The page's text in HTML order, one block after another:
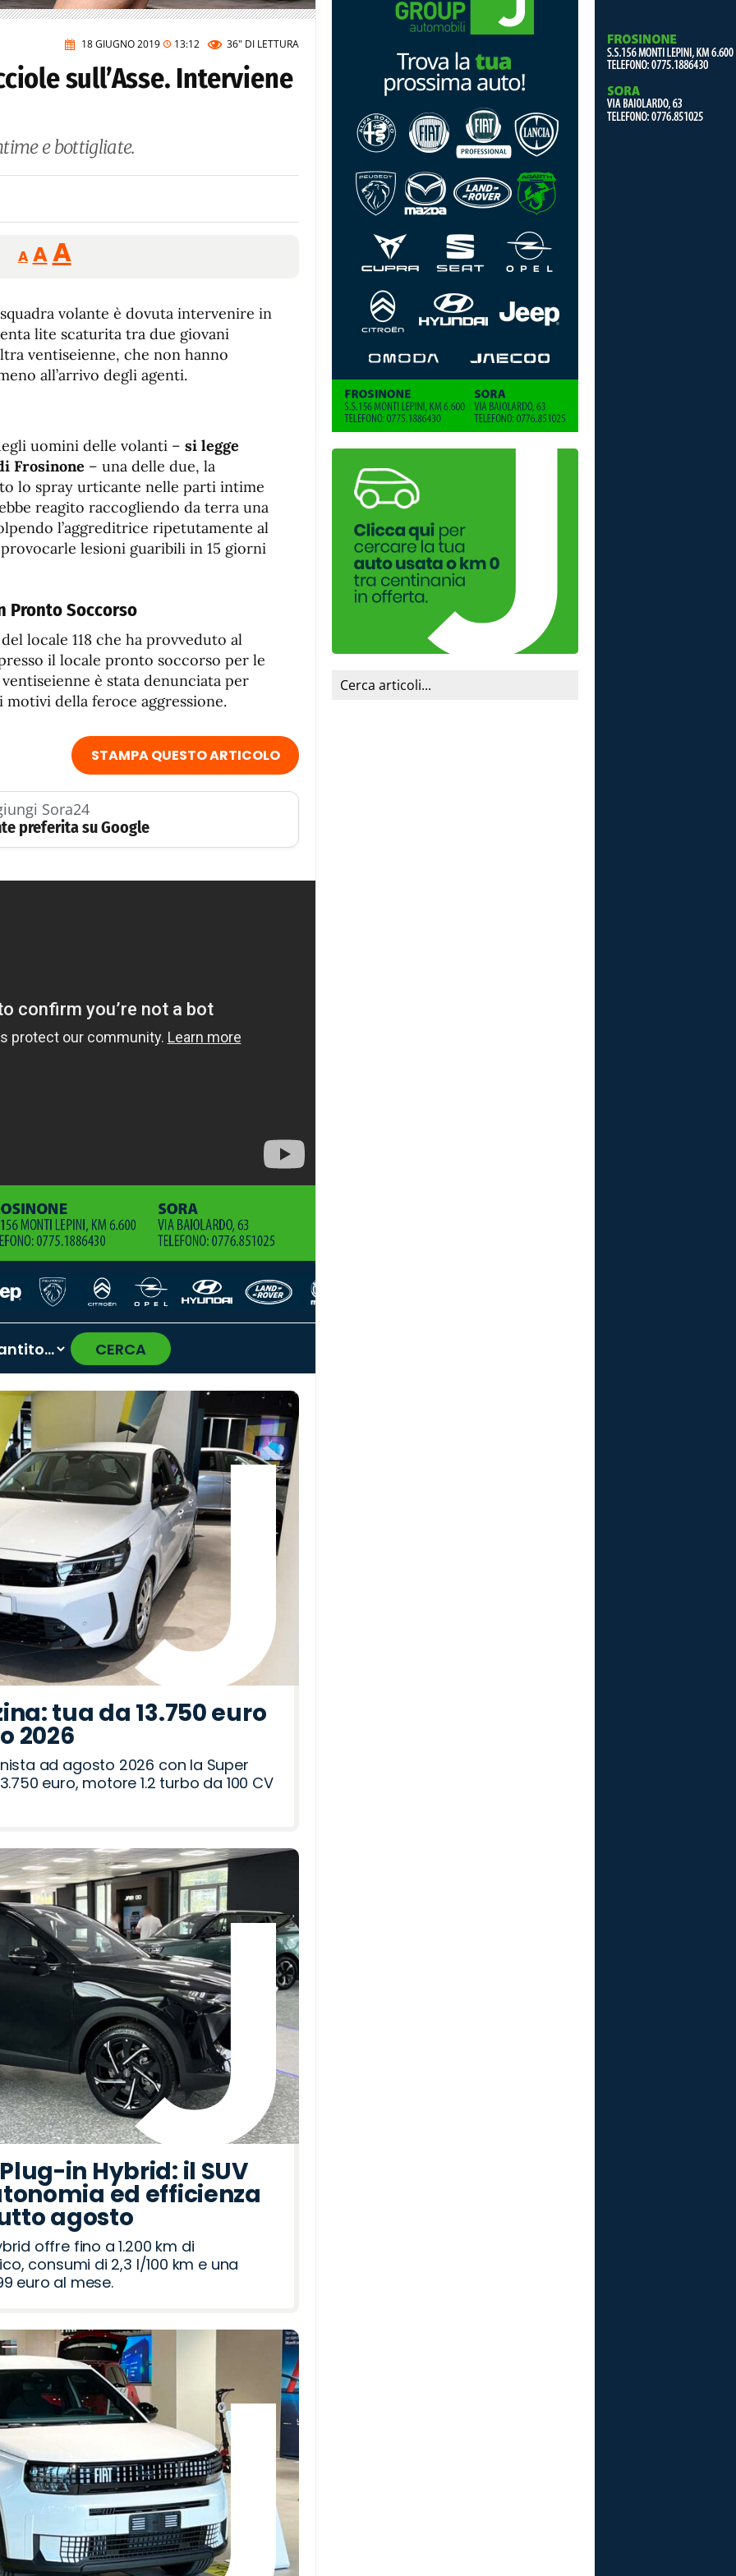
18 GIUGNO 2019 13:12 36" DI LETTURA
sull’Asse. Interviene
e bottigliate.
A
Reducir
tamaño
A Restablecer
tamaño
fuente
AAumentar
de
fuente.
volante è dovuta intervenire in
lite scaturita tra due giovani
ventiseienne, che non hanno
all’arrivo degli agenti.
uomini delle volanti – si legge
Frosinone – una delle due, la
lo spray urticante nelle parti intime
reagito raccogliendo da terra una
l’aggreditrice ripetutamente al
lesioni guaribili in 15 giorni
Pronto Soccorso
locale 118 che ha provveduto al
il locale pronto soccorso per le
è stata denunciata per
motivi della feroce aggressione.
STAMPA QUESTO ARTICOLO
Sora24
preferita su Google
CERCA
›
tua da 13.750 euro
2026
ad agosto 2026 con la Super
euro, motore 1.2 turbo da 100 CV
in Hybrid: il SUV
ed efficienza
agosto
offre fino a 1.200 km di
consumi di 2,3 l/100 km e una
euro al mese.